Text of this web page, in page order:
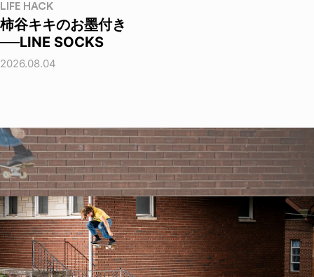
LIFE HACK
柿谷キキのお墨付き
──LINE SOCKS
2026.08.04